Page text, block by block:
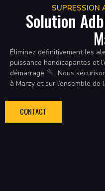
SUPRESSION
Solution
Éliminez définitivement les
puissance handicapantes et
démarrage
. Nous
à Marzy et sur l’ensemble de
CONTACT